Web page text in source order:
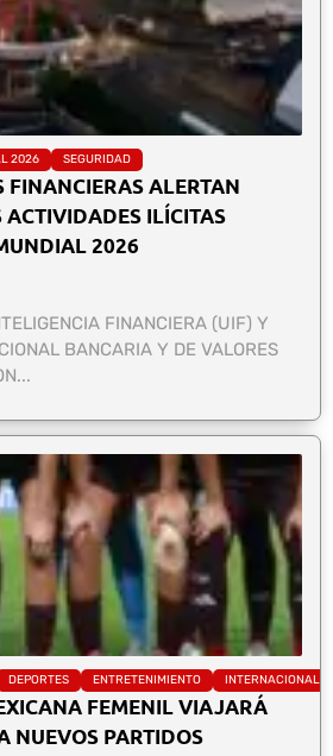
2026 SEGURIDAD
FINANCIERAS ALERTAN
ACTIVIDADES ILÍCITAS
2026
FINANCIERA (UIF) Y
BANCARIA Y DE VALORES
DEPORTES ENTRETENIMIENTO INTERNACIONAL
FEMENIL VIAJARÁ
NUEVOS PARTIDOS